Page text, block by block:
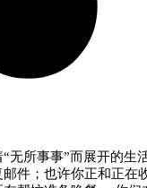
无所事事”而展开的生
件；也许你正和正在